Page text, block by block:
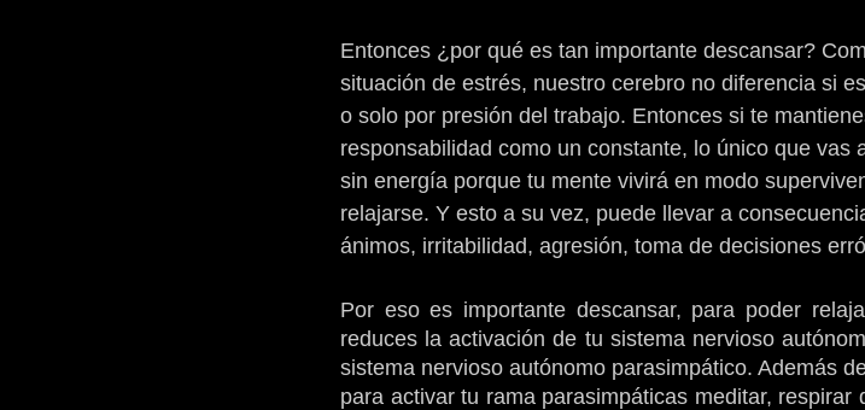
Entonces ¿por qué es tan importante descansar?
situación de estrés, nuestro cerebro no diferencia si
o solo por presión del trabajo. Entonces si te
responsabilidad como un constante, lo único que vas
sin energía porque tu mente vivirá en modo
relajarse. Y esto a su vez, puede llevar a
ánimos, irritabilidad, agresión, toma de decisiones
Por eso es importante descansar, para poder
reduces la activación de tu sistema nervioso
sistema nervioso autónomo parasimpático. Además
para activar tu rama parasimpáticas meditar,